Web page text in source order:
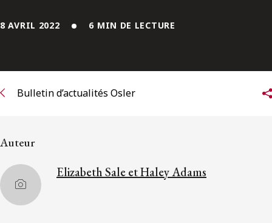
8 AVRIL 2022 6 MIN DE LECTURE
Bulletin d’actualités Osler
Auteur
Elizabeth Sale et Haley Adams